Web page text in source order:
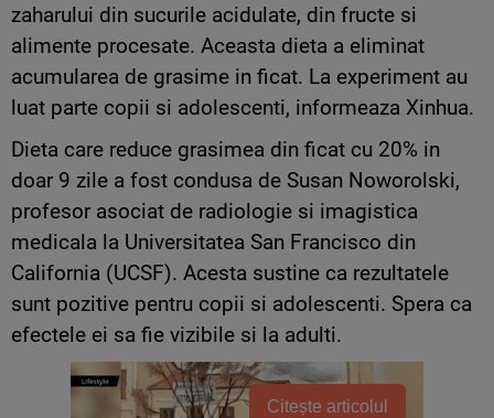
zaharului din sucurile acidulate, din fructe si
alimente procesate. Aceasta dieta a eliminat
acumularea de grasime in ficat. La experiment au
luat parte copii si adolescenti, informeaza Xinhua.
Dieta care reduce grasimea din ficat cu 20% in
doar 9 zile a fost condusa de Susan Noworolski,
profesor asociat de radiologie si imagistica
medicala la Universitatea San Francisco din
California (UCSF). Acesta sustine ca rezultatele
sunt pozitive pentru copii si adolescenti. Spera ca
efectele ei sa fie vizibile si la adulti.
Citește articolul